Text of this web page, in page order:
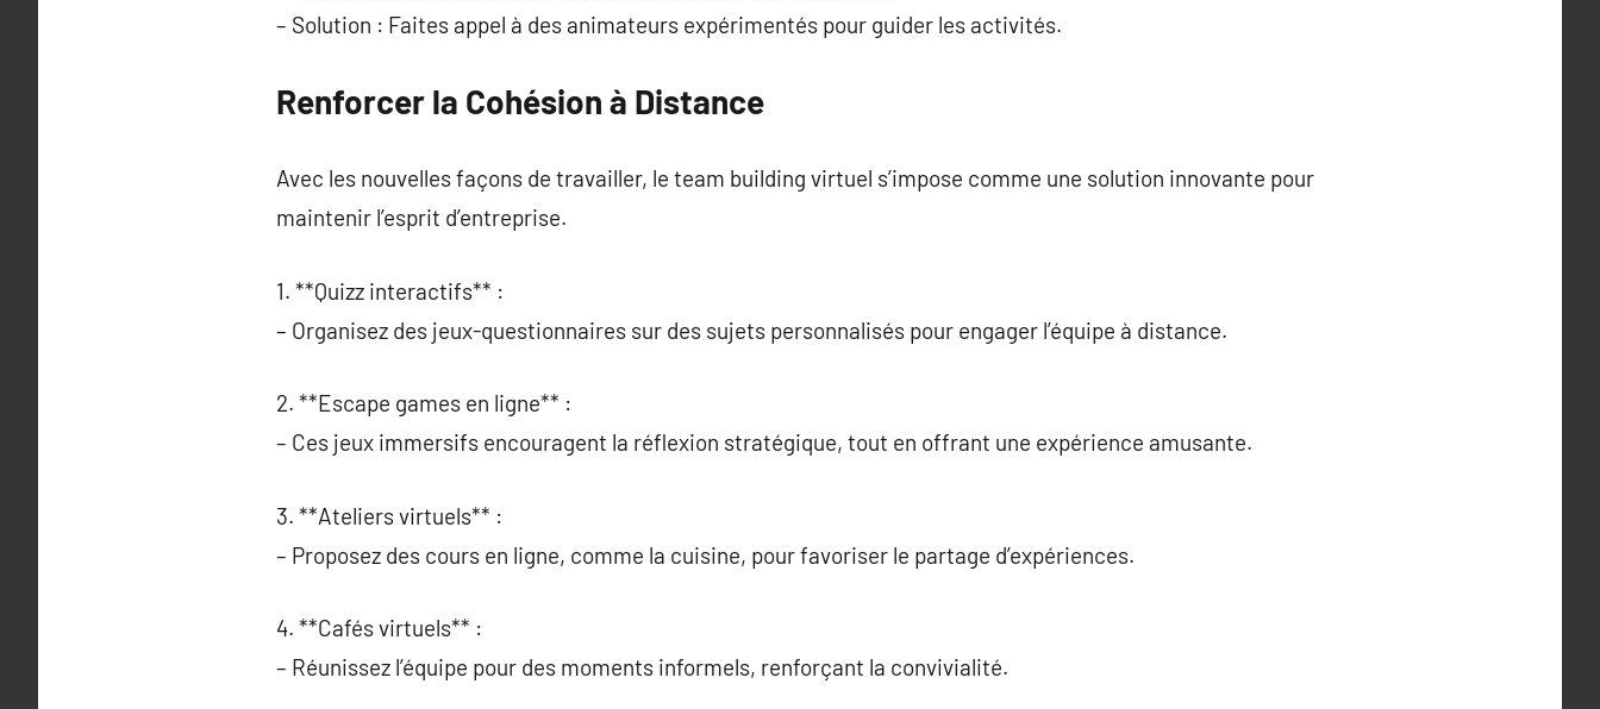
– Solution : Faites appel à des animateurs expérimentés pour guider les activités.
Renforcer la Cohésion à Distance
Avec les nouvelles façons de travailler, le team building virtuel s’impose comme une solution innovante pour
maintenir l’esprit d’entreprise.
1. **Quizz interactifs** :
– Organisez des jeux-questionnaires sur des sujets personnalisés pour engager l’équipe à distance.
2. **Escape games en ligne** :
– Ces jeux immersifs encouragent la réflexion stratégique, tout en offrant une expérience amusante.
3. **Ateliers virtuels** :
– Proposez des cours en ligne, comme la cuisine, pour favoriser le partage d’expériences.
4. **Cafés virtuels** :
– Réunissez l’équipe pour des moments informels, renforçant la convivialité.